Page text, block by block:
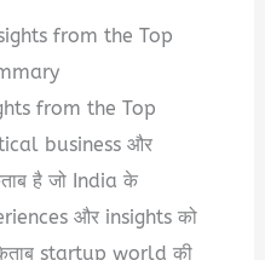
from the Top
from the Top
business और
है जो India के
और insights को
startup world की